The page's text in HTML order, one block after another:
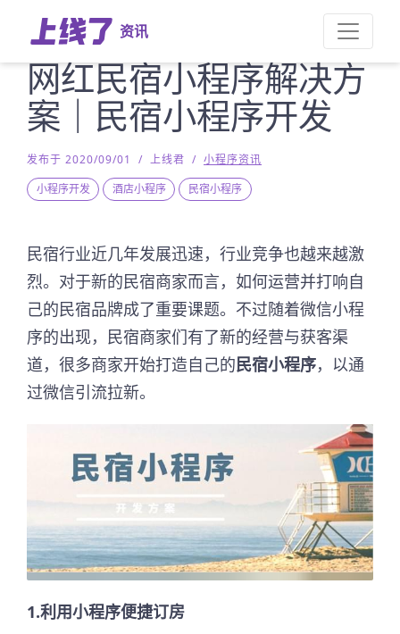
资讯
网红民宿小程序解决方
案｜民宿小程序开发
发布于 2020/09/01 / 上线君 / 小程序资讯
小程序开发
酒店小程序 民宿小程序
民宿行业近几年发展迅速，行业竞争也越来越激
烈。对于新的民宿商家而言，如何运营并打响自
己的民宿品牌成了重要课题。不过随着微信小程
序的出现，民宿商家们有了新的经营与获客渠
道，很多商家开始打造自己的民宿小程序，以通
过微信引流拉新。
1.利用小程序便捷订房